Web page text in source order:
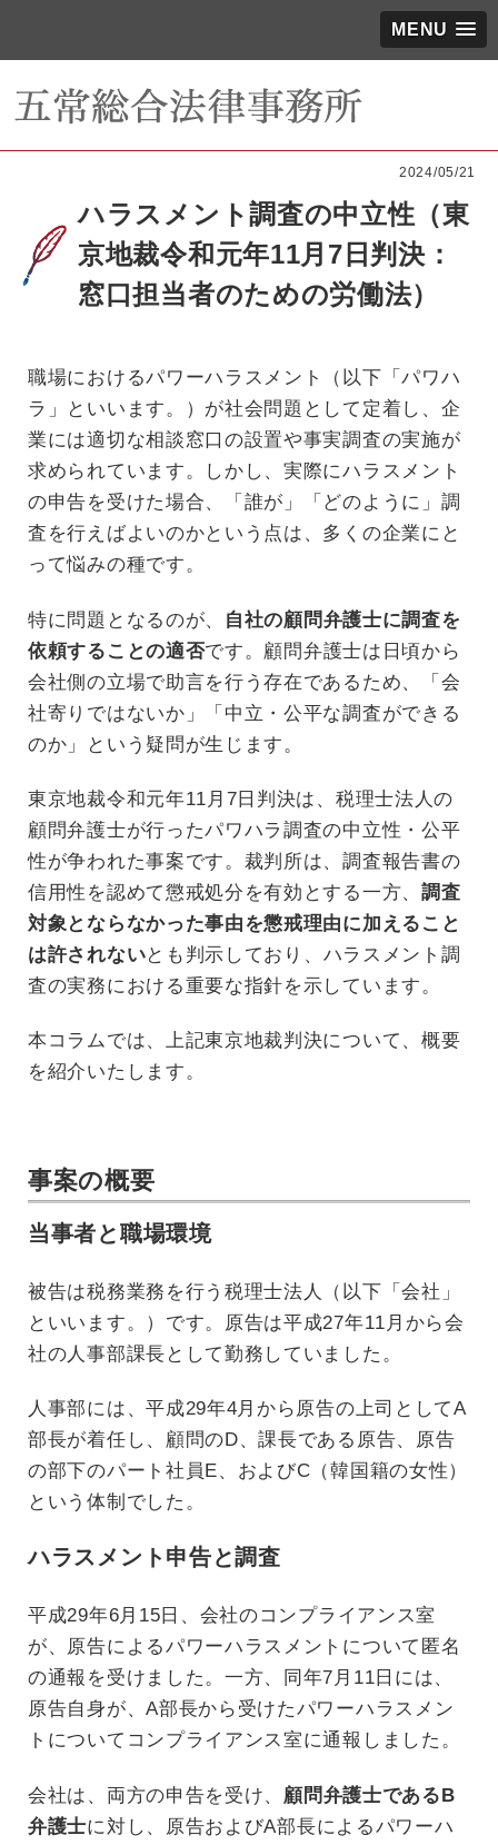
MENU
2024/05/21
ハラスメント調査の中立性（東
京地裁令和元年11月7日判決：
窓口担当者のための労働法）
職場におけるパワーハラスメント（以下「パワハ
ラ」といいます。）が社会問題として定着し、企
業には適切な相談窓口の設置や事実調査の実施が
求められています。しかし、実際にハラスメント
の申告を受けた場合、「誰が」「どのように」調
査を行えばよいのかという点は、多くの企業にと
って悩みの種です。
特に問題となるのが、
自社の顧問弁護士に調査を
依頼することの適否です。顧問弁護士は日頃から
会社側の立場で助言を行う存在であるため、「会
社寄りではないか」「中立・公平な調査ができる
のか」という疑問が生じます。
東京地裁令和元年11月7日判決は、税理士法人の
顧問弁護士が行ったパワハラ調査の中立性・公平
性が争われた事案です。裁判所は、調査報告書の
信用性を認めて懲戒処分を有効とする一方、調査
対象とならなかった事由を懲戒理由に加えること
は許されないとも判示しており、ハラスメント調
査の実務における重要な指針を示しています。
本コラムでは、上記東京地裁判決について、概要
を紹介いたします。
事案の概要
当事者と職場環境
被告は税務業務を行う税理士法人（以下「会社」
といいます。）です。原告は平成27年11月から会
社の人事部課長として勤務していました。
人事部には、平成29年4月から原告の上司としてA
部長が着任し、顧問のD、課長である原告、原告
の部下のパート社員E、およびC（韓国籍の女性）
という体制でした。
ハラスメント申告と調査
平成29年6月15日、会社のコンプライアンス室
が、原告によるパワーハラスメントについて匿名
の通報を受けました。一方、同年7月11日には、
原告自身が、A部長から受けたパワーハラスメン
トについてコンプライアンス室に通報しました。
会社は、両方の申告を受け、 顧問弁護士であるB
弁護士に対し、原告およびA部長によるパワーハ